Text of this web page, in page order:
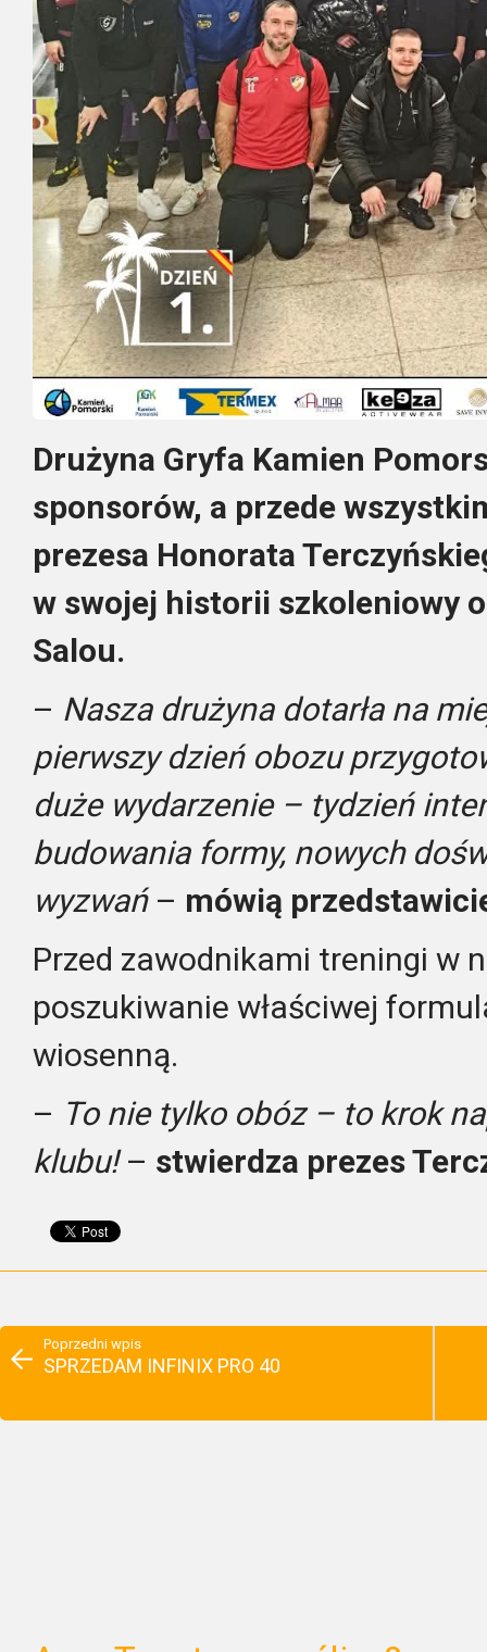
Drużyna Gryfa Kamien
sponsorów, a przede
prezesa Honorata
w swojej historii szkoleniowy
Salou.
– Nasza drużyna dotarła na
pierwszy dzień obozu
duże wydarzenie – tydzień
budowania formy, nowych
wyzwań– mówią
Przed zawodnikami treningi w
poszukiwanie właściwej
wiosenną.
– To nie tylko obóz – to krok
klubu!– stwierdza prezes
Poprzedni wpis
SPRZEDAM INFINIX PRO 40